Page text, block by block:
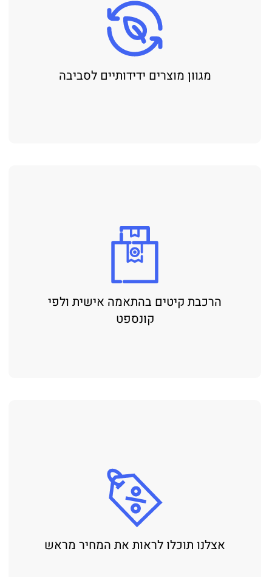
מגוון מוצרים ידידותיים לסביבה
הרכבת קיטים בהתאמה אישית ולפי
קונספט
אצלנו תוכלו לראות את המחיר מראש